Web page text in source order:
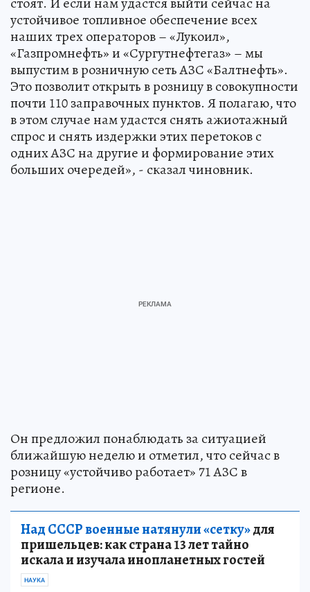
устойчивое топливное обеспечение всех
наших трех операторов – «Лукоил»,
«Газпромнефть» и «Сургутнефтегаз» – мы
выпустим в розничную сеть АЗС «Балтнефть».
Это позволит открыть в розницу в совокупности
почти 110 заправочных пунктов. Я полагаю, что
в этом случае нам удастся снять ажиотажный
спрос и снять издержки этих перетоков с
одних АЗС на другие и формирование этих
больших очередей», - сказал чиновник.
Он предложил понаблюдать за ситуацией
ближайшую неделю и отметил, что сейчас в
розницу «устойчиво работает» 71 АЗС в
регионе.
Над СССР военные натянули «сетку»для
пришельцев: как страна 13 лет тайно
искала и изучала инопланетных гостей
НАУКА